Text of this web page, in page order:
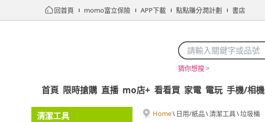
回首頁 momo富立保險 APP下載 點點賺分潤計劃 書店
猜你想搜 >
首頁 限時搶購 直播 mo店+ 看看買 家電 電玩 手機/相機
清潔工具
Home\ 日用/紙品\清潔工具\垃圾桶